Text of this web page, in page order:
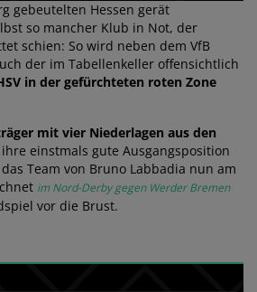
gebeutelten Hessen gerät
so mancher Klub in Not, der
schien: So wird neben dem VfB
der im Tabellenkeller offensichtlich
in der gefürchteten roten Zone
mit vier Niederlagen aus den
ihre einstmals gute Ausgangsposition
Team von Bruno Labbadia nun am
im Nord-Derby gegen Werder Bremen
vor die Brust.